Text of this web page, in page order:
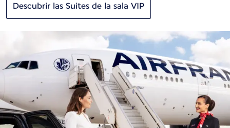
Descubrir las Suites de la sala VIP